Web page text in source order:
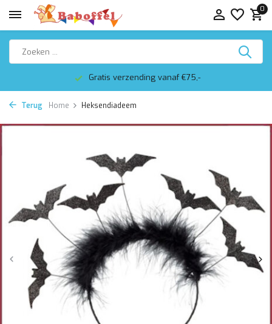
0
Gratis verzending vanaf €75,-
Terug Home Heksendiadeem